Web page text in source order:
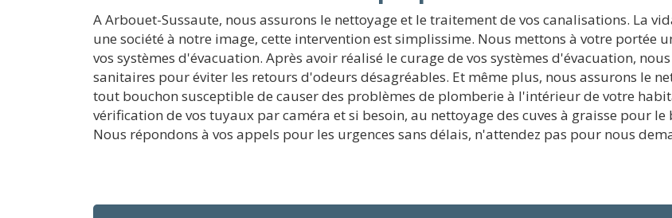
A Arbouet-Sussaute, nous assurons le nettoyage et le traitement de vos canalisations. La
une société à notre image, cette intervention est simplissime. Nous mettons à votre portée
vos systèmes d'évacuation. Après avoir réalisé le curage de vos systèmes d'évacuation,
sanitaires pour éviter les retours d'odeurs désagréables. Et même plus, nous assurons le
tout bouchon susceptible de causer des problèmes de plomberie à l'intérieur de votre
vérification de vos tuyaux par caméra et si besoin, au nettoyage des cuves à graisse pour
Nous répondons à vos appels pour les urgences sans délais, n'attendez pas pour nous